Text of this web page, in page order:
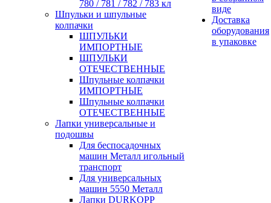
780 / 781 / 782 / 783 кл
Шпульки и шпульные
колпачки
ШПУЛЬКИ
ИМПОРТНЫЕ
ШПУЛЬКИ
ОТЕЧЕСТВЕННЫЕ
Шпульные колпачки
ИМПОРТНЫЕ
Шпульные колпачки
ОТЕЧЕСТВЕННЫЕ
Лапки универсальные и
подошвы
Для беспосадочных
машин Металл игольный
транспорт
Для универсальных
машин 5550 Металл
Лапки DURKOPP
виде
Доставка
оборудования
в упаковке